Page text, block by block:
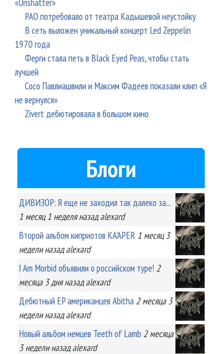
РАО потребовало от театра Кадышевой неустойку
В сеть выложен уникальный концерт Led Zeppelin
1970 года
Ферги стала петь в Black Eyed Peas, чтобы стать
лучшей
Сосо Павлиашвили и Максим Фадеев показали клип «Я
не вернулся»
Zivert дебютировала в большом кино
Блоги
ДИВИЗОР: Я еще не заходил так далеко за...
1 месяц 1 неделяназад alexard
Второй альбом киприотов KA'APER 1 месяц 3
неделиназад alexard
I Am Morbid объявили о российском туре! 2
месяца 3 дняназад alexard
Дебютный EP американцев Abitha 2 месяца 3
неделиназад alexard
Новый альбом немцев Teeth of Lamb 2 месяца
3 неделиназад alexard